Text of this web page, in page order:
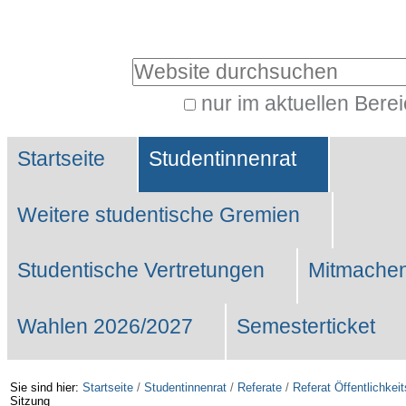
Website durchsuchen
nur im aktuellen
Suche…
Sektionen
Startseite Studentinnenrat
Weitere studentische Gremien
Studentische Vertretungen
Wahlen 2026/2027 Semesterticket
Sie sind hier: Startseite / Studentinnenrat / Referate / Referat
Sitzung